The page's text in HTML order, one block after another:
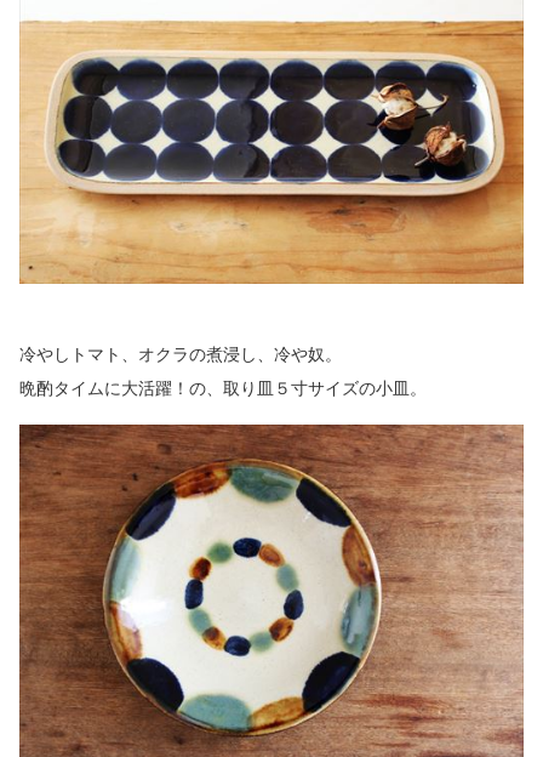
冷やしトマト、オクラの煮浸し、冷や奴。
晩酌タイムに大活躍！の、取り皿５寸サイズの小皿。